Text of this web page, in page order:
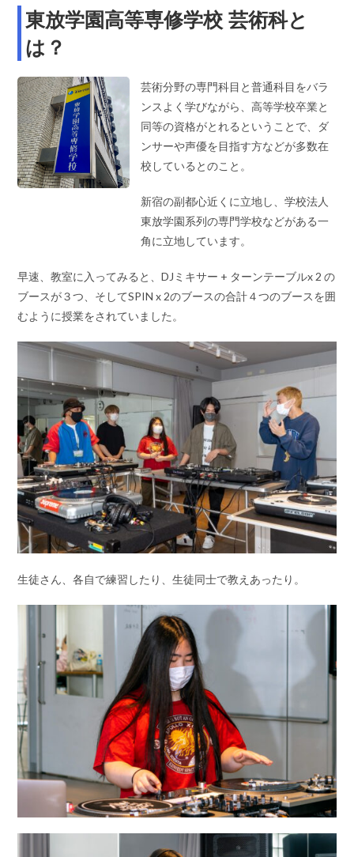
東放学園高等専修学校 芸術科と
は？
芸術分野の専門科目と普通科目をバラ
ンスよく学びながら、高等学校卒業と
同等の資格がとれるということで、ダ
ンサーや声優を目指す方などが多数在
校しているとのこと。
新宿の副都心近くに立地し、学校法人
東放学園系列の専門学校などがある一
角に立地しています。
早速、教室に入ってみると、DJミキサー + ターンテーブルx 2 の
ブースが３つ、そしてSPIN x 2のブースの合計４つのブースを囲
むように授業をされていました。
生徒さん、各自で練習したり、生徒同士で教えあったり。